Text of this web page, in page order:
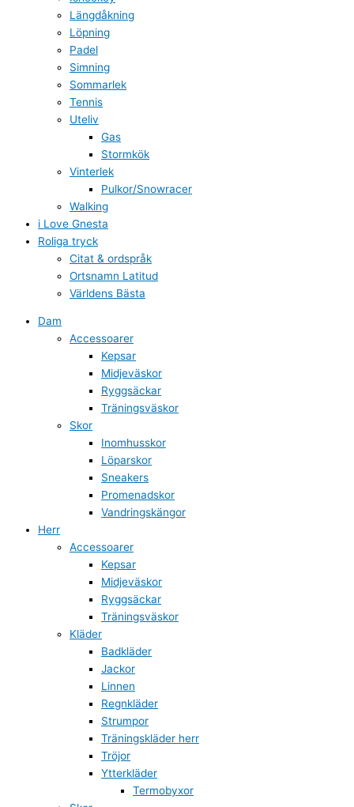
Längdåkning
Löpning
Padel
Simning
Sommarlek
Tennis
Uteliv
Gas
Stormkök
Vinterlek
Pulkor/Snowracer
Walking
i Love Gnesta
Roliga tryck
Citat & ordspråk
Ortsnamn Latitud
Världens Bästa
Dam
Accessoarer
Kepsar
Midjeväskor
Ryggsäckar
Träningsväskor
Skor
Inomhusskor
Löparskor
Sneakers
Promenadskor
Vandringskängor
Herr
Accessoarer
Kepsar
Midjeväskor
Ryggsäckar
Träningsväskor
Kläder
Badkläder
Jackor
Linnen
Regnkläder
Strumpor
Träningskläder herr
Tröjor
Ytterkläder
Termobyxor